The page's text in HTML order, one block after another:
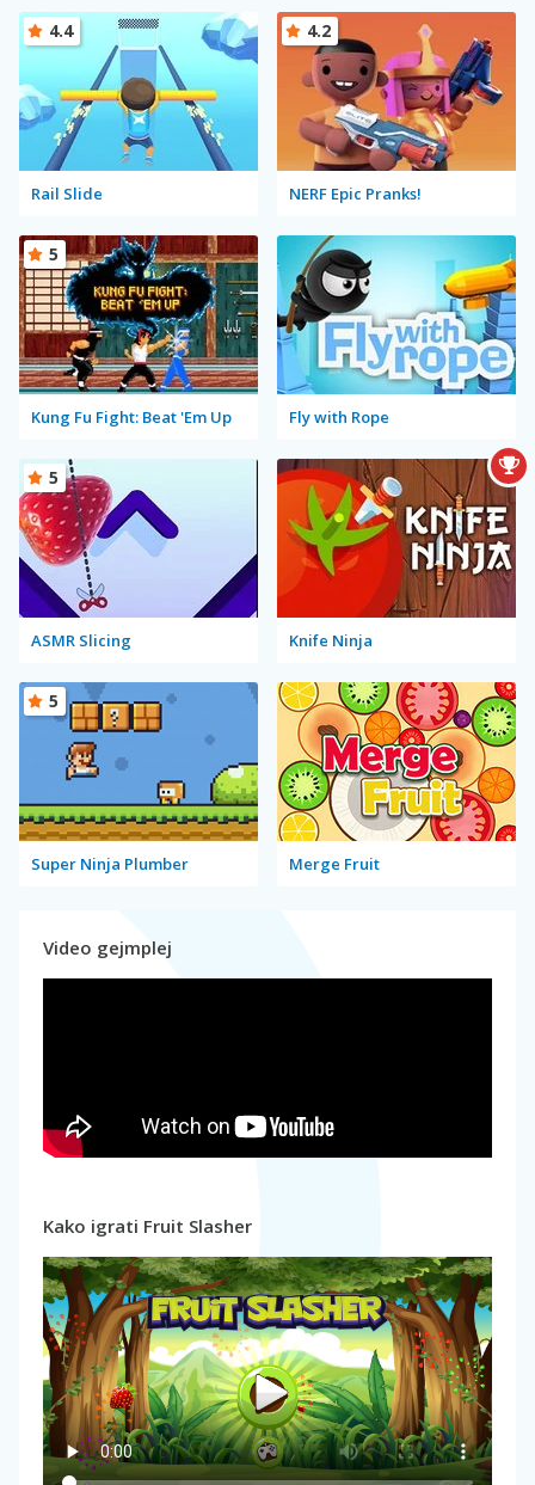
Rail Slide
4.4
NERF Epic Pranks!
4.2
Kung Fu Fight: Beat 'Em Up
5
Fly with Rope
ASMR Slicing
5
Knife Ninja
Super Ninja Plumber
5
Merge Fruit
Video gejmplej
Kako igrati Fruit Slasher